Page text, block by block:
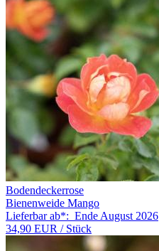
Bodendeckerrose
Bienenweide Mango
Lieferbar ab*: Ende August 2026
34,90 EUR / Stück